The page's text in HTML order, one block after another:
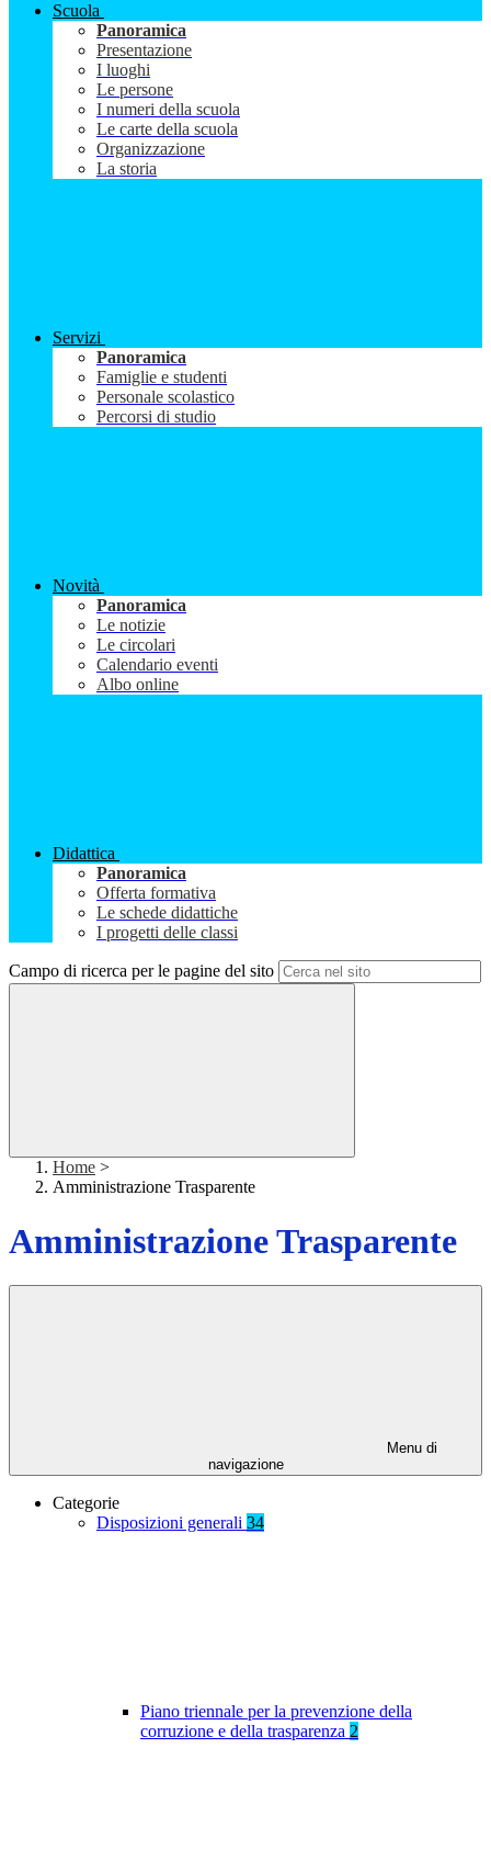
Scuola
Panoramica
Presentazione
I luoghi
Le persone
I numeri della scuola
Le carte della scuola
Organizzazione
La storia
Servizi
Panoramica
Famiglie e studenti
Personale scolastico
Percorsi di studio
Novità
Panoramica
Le notizie
Le circolari
Calendario eventi
Albo online
Didattica
Panoramica
Offerta formativa
Le schede didattiche
I progetti delle classi
Campo di ricerca per le pagine del sito
Home >
Amministrazione Trasparente
Amministrazione Trasparente
Menu di
navigazione
Categorie
Disposizioni generali 34
Piano triennale per la prevenzione della
corruzione e della trasparenza 2